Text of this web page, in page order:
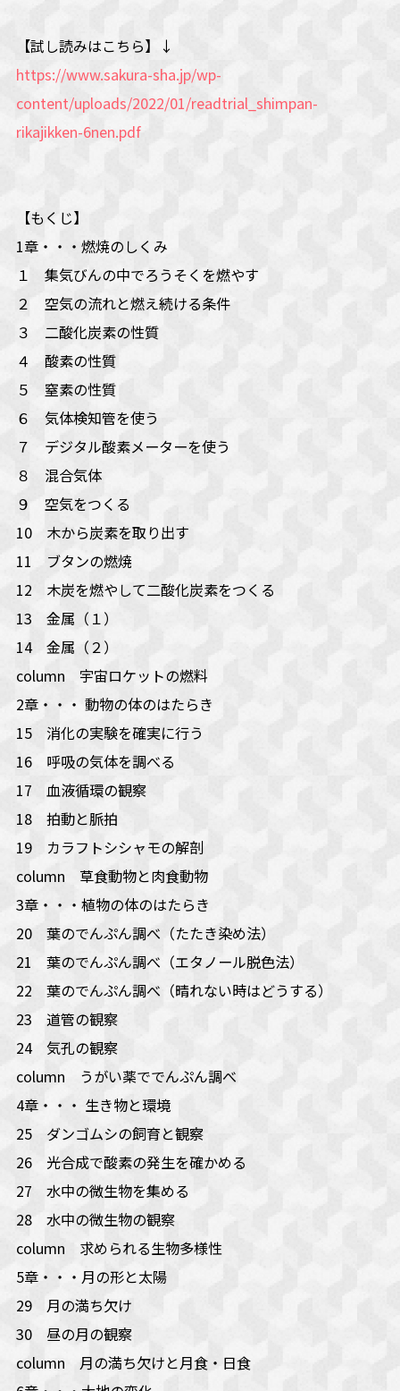
【試し読みはこちら】↓
https://www.sakura-sha.jp/wp-
content/uploads/2022/01/readtrial_shimpan-
rikajikken-6nen.pdf
【もくじ】
1章・・・燃焼のしくみ
１ 集気びんの中でろうそくを燃やす
２ 空気の流れと燃え続ける条件
３ 二酸化炭素の性質
４ 酸素の性質
５ 窒素の性質
６ 気体検知管を使う
７ デジタル酸素メーターを使う
８ 混合気体
９ 空気をつくる
10 木から炭素を取り出す
11 ブタンの燃焼
12 木炭を燃やして二酸化炭素をつくる
13 金属（１）
14 金属（２）
column 宇宙ロケットの燃料
2章・・・ 動物の体のはたらき
15 消化の実験を確実に行う
16 呼吸の気体を調べる
17 血液循環の観察
18 拍動と脈拍
19 カラフトシシャモの解剖
column 草食動物と肉食動物
3章・・・植物の体のはたらき
20 葉のでんぷん調べ（たたき染め法）
21 葉のでんぷん調べ（エタノール脱色法）
22 葉のでんぷん調べ（晴れない時はどうする）
23 道管の観察
24 気孔の観察
column うがい薬ででんぷん調べ
4章・・・ 生き物と環境
25 ダンゴムシの飼育と観察
26 光合成で酸素の発生を確かめる
27 水中の微生物を集める
28 水中の微生物の観察
column 求められる生物多様性
5章・・・月の形と太陽
29 月の満ち欠け
30 昼の月の観察
column 月の満ち欠けと月食・日食